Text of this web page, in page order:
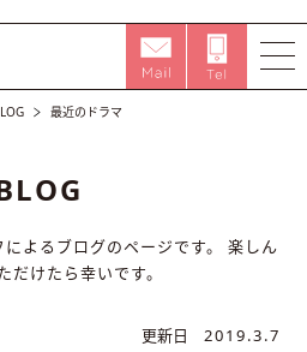
最近のドラマ
よるブログのページです。
楽しん
だけたら幸いです。
更新日 2019.3.7